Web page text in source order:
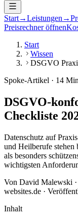
Start→Leistungen →
Preisrechner öffnen
Start
Wissen
DSGVO
Spoke-Artikel · 14
DSGVO-
Checkliste
Datenschutz auf
und Heilberufe stehen
als besonders
wichtigsten
Von David Malewski ·
websites.de ·
Inhalt